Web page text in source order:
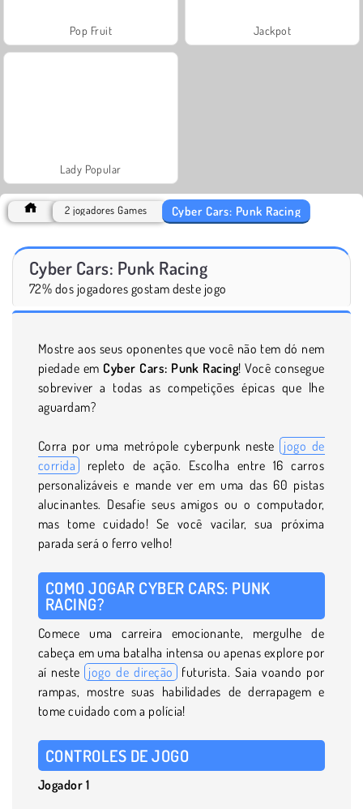
Pop Fruit Jackpot
Lady Popular
2 jogadores Games Cyber Cars: Punk Racing
Cyber Cars: Punk Racing
72% dos jogadores gostam deste jogo
Mostre aos seus oponentes que você não tem dó nem
piedade em Cyber Cars: Punk Racing! Você consegue
sobreviver a todas as competições épicas que lhe
aguardam?
Corra por uma metrópole cyberpunk neste jogo de
corrida
repleto de ação. Escolha entre 16 carros
personalizáveis e mande ver em uma das 60 pistas
alucinantes. Desafie seus amigos ou o computador,
mas tome cuidado! Se você vacilar, sua próxima
parada será o ferro velho!
COMO JOGAR CYBER CARS: PUNK
RACING?
Comece uma carreira emocionante, mergulhe de
cabeça em uma batalha intensa ou apenas explore por
aí neste jogo de direção futurista. Saia voando por
rampas, mostre suas habilidades de derrapagem e
tome cuidado com a polícia!
CONTROLES DE JOGO
Jogador 1